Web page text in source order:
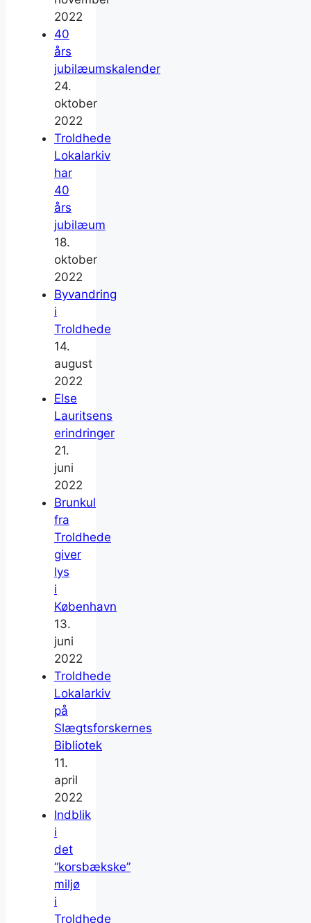
2022
40
års
jubilæumskalender
24.
oktober
2022
Troldhede
Lokalarkiv
har
40
års
jubilæum
18.
oktober
2022
Byvandring
i
Troldhede
14.
august
2022
Else
Lauritsens
erindringer
21.
juni
2022
Brunkul
fra
Troldhede
giver
lys
i
København
13.
juni
2022
Troldhede
Lokalarkiv
på
Slægtsforskernes
Bibliotek
11.
april
2022
Indblik
i
det
“korsbækske”
miljø
i
Troldhede